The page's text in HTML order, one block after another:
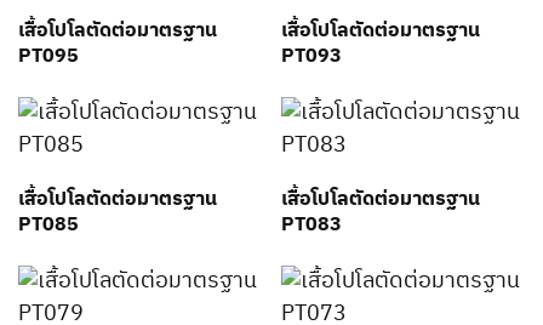
เสื้อโปโลตัดต่อมาตรฐาน
PT095
เสื้อโปโลตัดต่อมาตรฐาน
PT093
เสื้อโปโลตัดต่อมาตรฐาน
PT085
เสื้อโปโลตัดต่อมาตรฐาน
PT083